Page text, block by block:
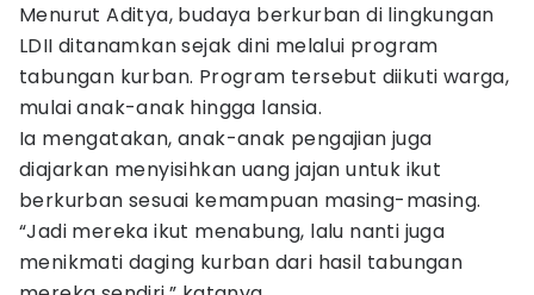
Menurut Aditya, budaya berkurban di lingkungan
LDII ditanamkan sejak dini melalui program
tabungan kurban. Program tersebut diikuti warga,
mulai anak-anak hingga lansia.
Ia mengatakan, anak-anak pengajian juga
diajarkan menyisihkan uang jajan untuk ikut
berkurban sesuai kemampuan masing-masing.
“Jadi mereka ikut menabung, lalu nanti juga
menikmati daging kurban dari hasil tabungan